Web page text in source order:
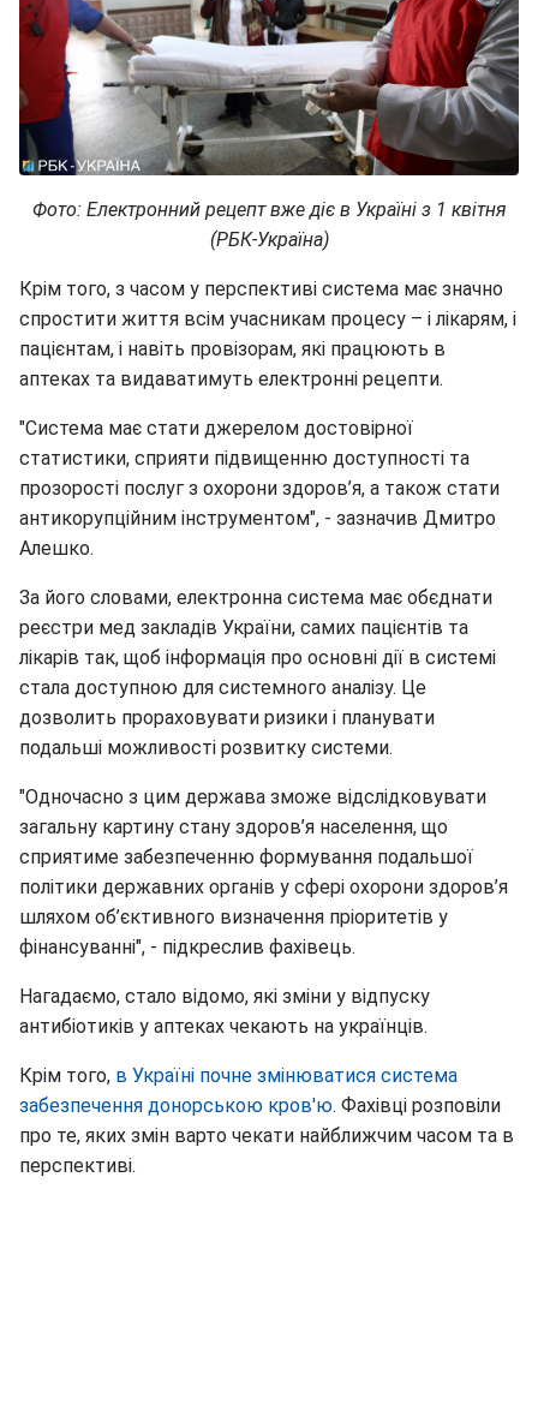
Фото: Електронний рецепт вже діє в Україні з 1 квітня
(РБК-Україна)
Крім того, з часом у перспективі система має значно
спростити життя всім учасникам процесу – і лікарям, і
пацієнтам, і навіть провізорам, які працюють в
аптеках та видаватимуть електронні рецепти.
"Система має стати джерелом достовірної
статистики, сприяти підвищенню доступності та
прозорості послуг з охорони здоров’я, а також стати
антикорупційним інструментом", - зазначив Дмитро
Алешко.
За його словами, електронна система має обєднати
реєстри мед закладів України, самих пацієнтів та
лікарів так, щоб інформація про основні дії в системі
стала доступною для системного аналізу. Це
дозволить прораховувати ризики і планувати
подальші можливості розвитку системи.
"Одночасно з цим держава зможе відслідковувати
загальну картину стану здоров’я населення, що
сприятиме забезпеченню формування подальшої
політики державних органів у сфері охорони здоров’я
шляхом об’єктивного визначення пріоритетів у
фінансуванні", - підкреслив фахівець.
Нагадаємо, стало відомо, які зміни у відпуску
антибіотиків у аптеках чекають на українців.
Крім того, в Україні почне змінюватися система
забезпечення донорською кров'ю. Фахівці розповіли
про те, яких змін варто чекати найближчим часом та в
перспективі.